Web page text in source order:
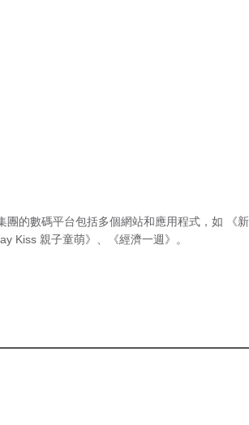
團的數碼平台包括多個網站和應用程式，如 《
Kiss 親子童萌》
《經濟一週》 。